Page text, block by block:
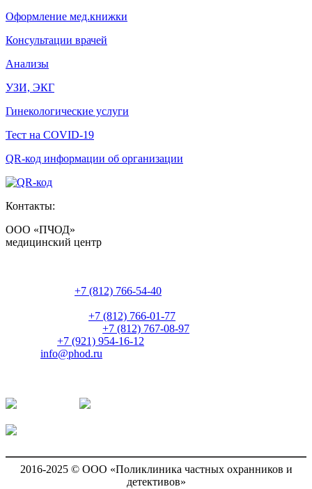
Оформление мед.книжки
Консультации врачей
Анализы
УЗИ, ЭКГ
Гинекологические услуги
Тест на COVID-19
QR-код информации об организации
Контакты:
ООО «ПЧОД»
медицинский центр
+7 (812) 766-54-40
+7 (812) 766-01-77
+7 (812) 767-08-97
+7 (921) 954-16-12
info@phod.ru
2016-2025 © ООО «Поликлиника частных охранников и
детективов»